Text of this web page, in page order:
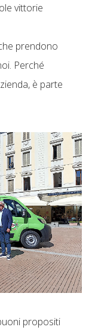
vittorie
prendono
Perché
è parte
propositi